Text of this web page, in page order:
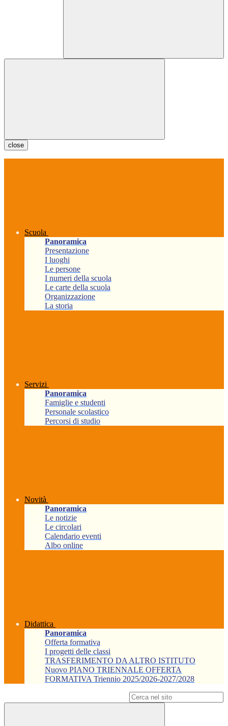
close
Scuola
Panoramica
Presentazione
I luoghi
Le persone
I numeri della scuola
Le carte della scuola
Organizzazione
La storia
Servizi
Panoramica
Famiglie e studenti
Personale scolastico
Percorsi di studio
Novità
Panoramica
Le notizie
Le circolari
Calendario eventi
Albo online
Didattica
Panoramica
Offerta formativa
I progetti delle classi
TRASFERIMENTO DA ALTRO ISTITUTO
Nuovo PIANO TRIENNALE OFFERTA
FORMATIVA Triennio 2025/2026-2027/2028